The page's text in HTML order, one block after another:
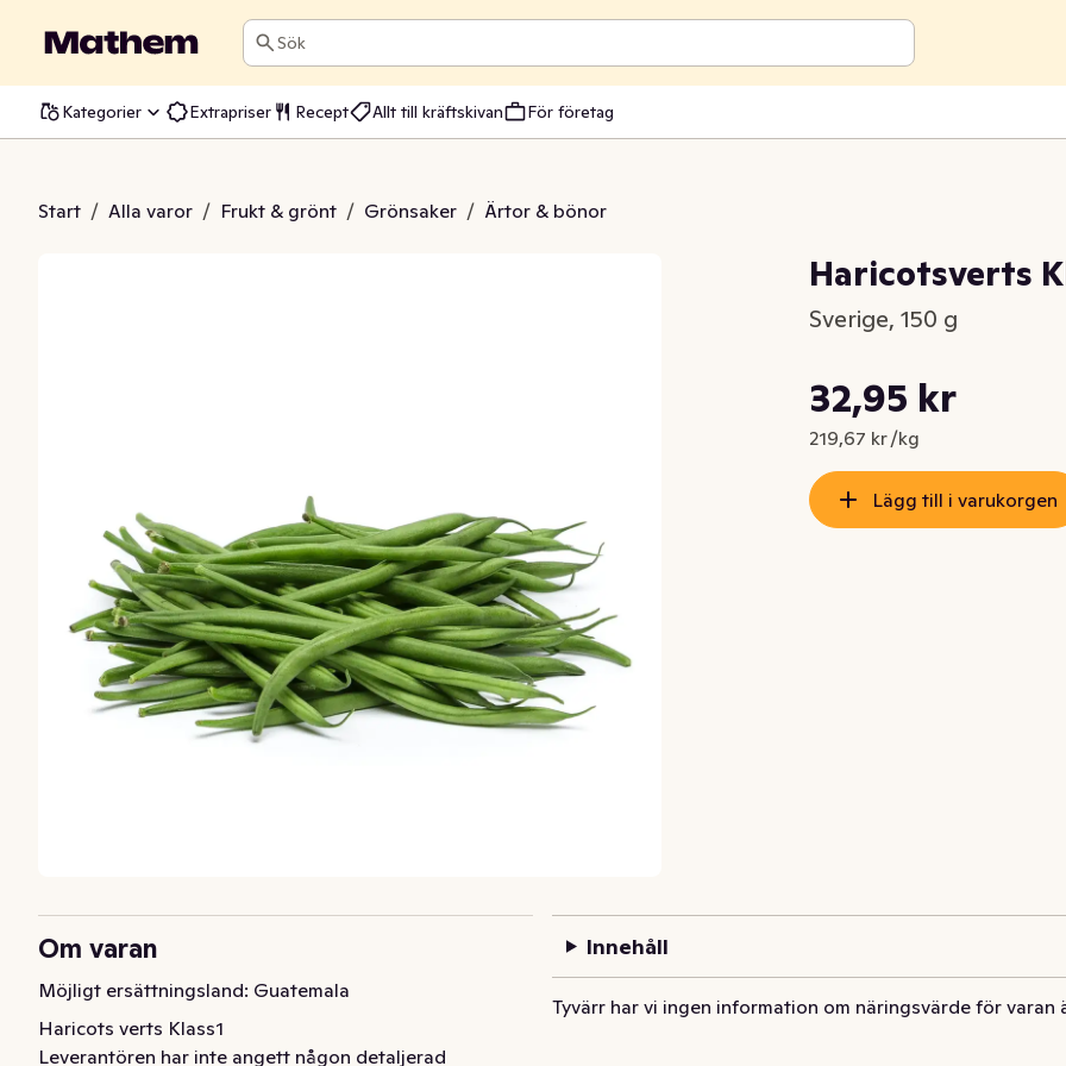
Sök
Kategorier Extrapriser Recept Allt till kräftskivan För företag
Start / Alla varor / Frukt & grönt / Grönsaker / Ärtor & bönor
Klass1
Haricotsverts
Sverige, 150 g
Nuvarande pris är: 32,95 kr
32,95 kr
219,67 kr /kg
Styckpris: 219,67 kr /kg
Lägg till i varukorgen
Om varan
Möjligt ersättningsland: Guatemala
Haricots verts Klass1
Leverantören har inte angett någon detaljerad
Innehåll
Tyvärr har vi ingen information om näringsvärde för varan